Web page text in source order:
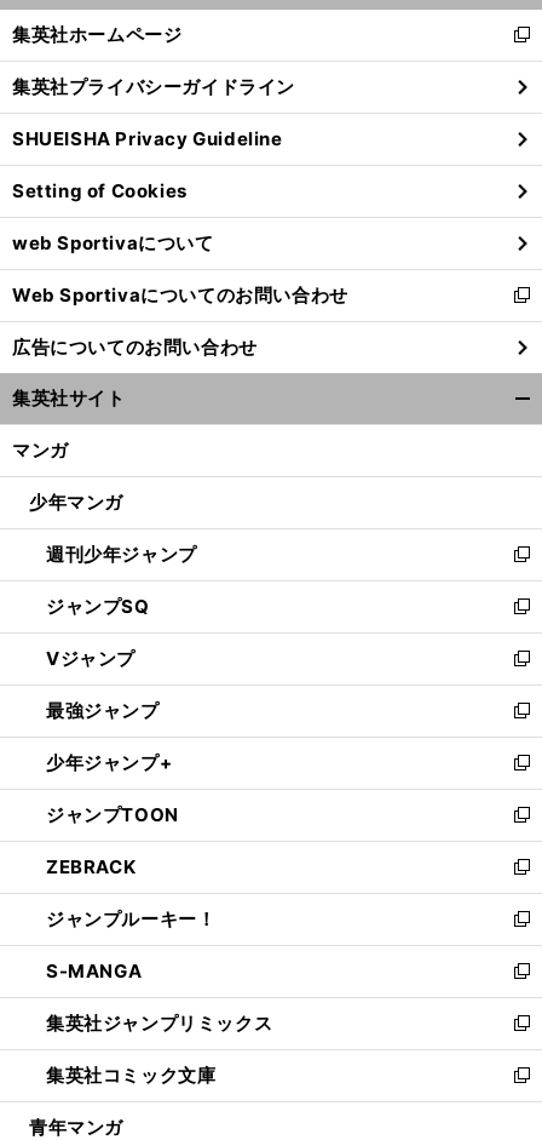
前
閉
る
集英社ホームページ
新
し
い
ウ
ィ
ン
ド
ウ
で
開
く
集英社プライバシーガイドライン
SHUEISHA Privacy Guideline
Setting of Cookies
web Sportivaについて
Web Sportivaについてのお問い合わせ
新
し
い
ウ
ィ
ン
ウ
開
く
広告についてのお問い合わせ
集英社サイト
マンガ
少年マンガ
週刊少年ジャンプ
新
し
い
ウ
ィ
ン
ド
ウ
で
開
く
ジャンプSQ
新
し
い
ウ
ィ
ン
ド
ウ
で
開
く
Vジャンプ
新
し
い
ウ
ィ
ン
ド
ウ
で
開
く
最強ジャンプ
新
し
い
ウ
ィ
ン
ド
ウ
で
開
く
少年ジャンプ+
新
し
い
ウ
ィ
ン
ド
ウ
で
開
く
ジャンプTOON
新
し
い
ウ
ィ
ン
ド
ウ
で
開
く
ZEBRACK
新
し
い
ウ
ィ
ン
ド
ウ
で
開
ジャンプルーキー！
新
し
い
ウ
ィ
ン
ド
ウ
S-MANGA
新
し
い
ウ
ィ
ン
集英社ジャンプリミックス
新
し
い
ウ
集英社コミック文庫
新
し
青年マンガ